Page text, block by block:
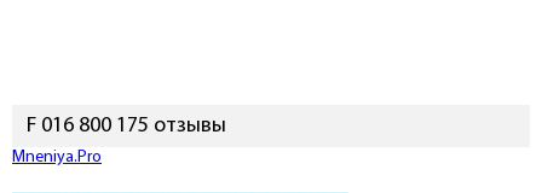
F 016 800 175 отзывы
Mneniya.Pro